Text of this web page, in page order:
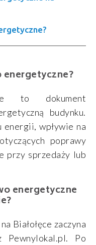
to dokument
budynku.
energii, wpływie na
poprawy
przy sprzedaży lub
energetyczne
Białołęce zaczyna
Po